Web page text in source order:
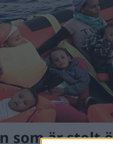
som är stolt